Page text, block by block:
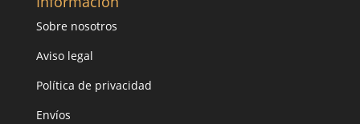
Sobre nosotros
Aviso legal
Política de privacidad
Envíos